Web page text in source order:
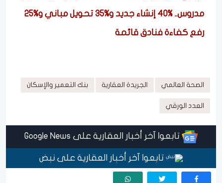
مدروس.. %40 إنشاء جديد و%35 تحويل مباني و%25
رفع كفاءة فنادق قائمة
الصحة العالمي الجريدة العقارية بنك التعمير والإسكان
العدد الورقي
تابعوا آخر أخبار العقارية على Google News
تابعوا آخر أخبار العقارية على نبض